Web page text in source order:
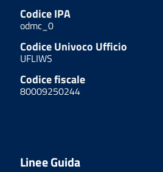
Codice IPA
odmc_0
Codice Univoco Ufficio
UFLIWS
Codice fiscale
80009250244
Linee Guida